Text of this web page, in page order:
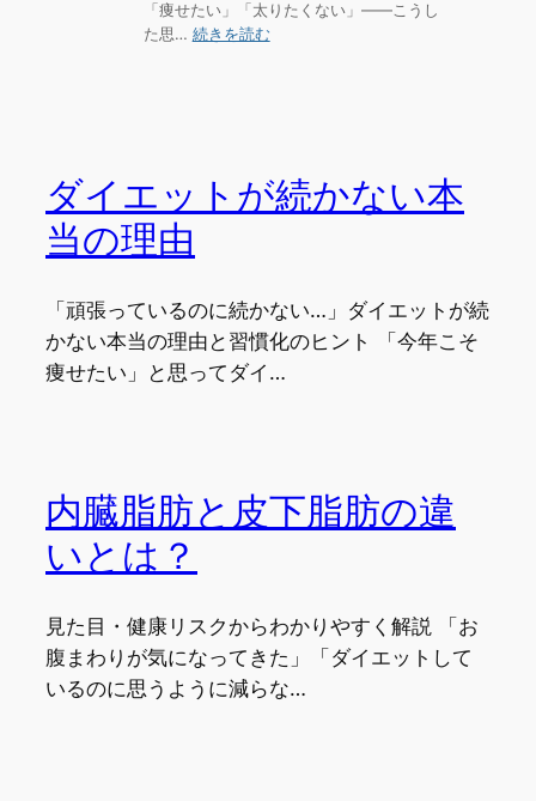
と
し
「痩せたい」「太りたくない」——こうし
た思… 続きを読む:
情
報
さ
れ
ダイエットが続かない本
当の理由
「頑張っているのに続かない…」ダイエットが続
かない本当の理由と習慣化のヒント 「今年こそ
痩せたい」と思ってダイ…
内臓脂肪と皮下脂肪の違
いとは？
見た目・健康リスクからわかりやすく解説 「お
腹まわりが気になってきた」「ダイエットして
いるのに思うように減らな…